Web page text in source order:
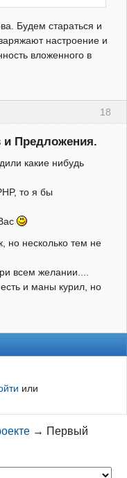
Будем стараться и
настроение и
вложенного в
18
Предложения.
какие нибудь
то я бы
но несколько тем не
всем желании....
и маны курил, но
или
→ Первый